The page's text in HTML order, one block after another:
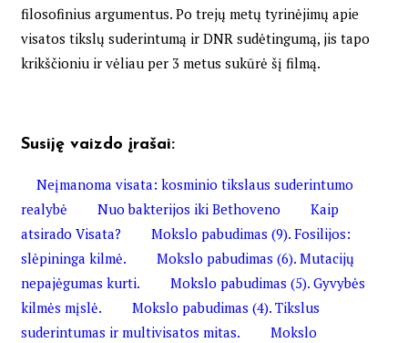
filosofinius argumentus. Po trejų metų tyrinėjimų apie
visatos tikslų suderintumą ir DNR sudėtingumą, jis tapo
krikščioniu ir vėliau per 3 metus sukūrė šį filmą.
Susiję vaizdo įrašai:
Neįmanoma visata: kosminio tikslaus suderintumo
realybė
Nuo bakterijos iki Bethoveno
Kaip
atsirado Visata?
Mokslo pabudimas (9). Fosilijos:
slėpininga kilmė.
Mokslo pabudimas (6). Mutacijų
nepajėgumas kurti.
Mokslo pabudimas (5). Gyvybės
kilmės mįslė.
Mokslo pabudimas (4). Tikslus
suderintumas ir multivisatos mitas.
Mokslo